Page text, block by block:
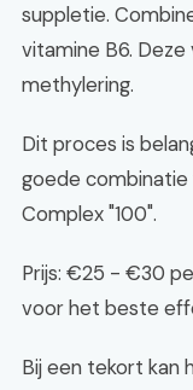
suppletie.
vitamine B6.
methylering.
Dit proces is
goede combinatie
Complex "100".
Prijs: €25 - €30
voor het beste
Bij een tekort kan